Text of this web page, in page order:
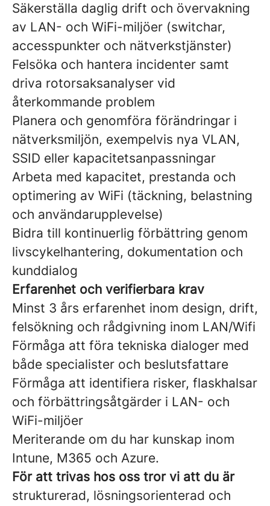
Säkerställa daglig drift och övervakning
av LAN- och WiFi-miljöer (switchar,
accesspunkter och nätverkstjänster)
Felsöka och hantera incidenter samt
driva rotorsaksanalyser vid
återkommande problem
Planera och genomföra förändringar i
nätverksmiljön, exempelvis nya VLAN,
SSID eller kapacitetsanpassningar
Arbeta med kapacitet, prestanda och
optimering av WiFi (täckning, belastning
och användarupplevelse)
Bidra till kontinuerlig förbättring genom
livscykelhantering, dokumentation och
kunddialog
Erfarenhet och verifierbara krav
Minst 3 års erfarenhet inom design, drift,
felsökning och rådgivning inom LAN/Wifi
Förmåga att föra tekniska dialoger med
både specialister och beslutsfattare
Förmåga att identifiera risker, flaskhalsar
och förbättringsåtgärder i LAN- och
WiFi-miljöer
Meriterande om du har kunskap inom
Intune, M365 och Azure.
För att trivas hos oss tror vi att du är
strukturerad, lösningsorienterad och